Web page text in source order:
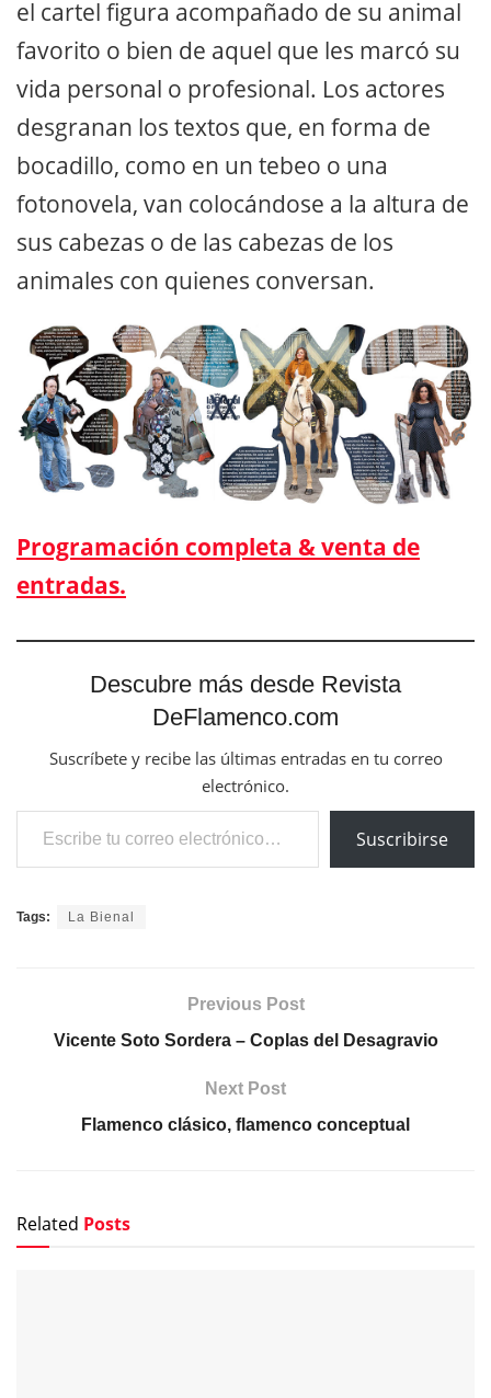
el cartel figura acompañado de su animal
favorito o bien de aquel que les marcó su
vida personal o profesional. Los actores
desgranan los textos que, en forma de
bocadillo, como en un tebeo o una
fotonovela, van colocándose a la altura de
sus cabezas o de las cabezas de los
animales con quienes conversan.
Programación completa & venta de
entradas.
Descubre más desde Revista
DeFlamenco.com
Suscríbete y recibe las últimas entradas en tu correo
electrónico.
Escribe tu correo electrónico…
Suscribirse
Tags: La Bienal
Previous Post
Vicente Soto Sordera – Coplas del Desagravio
Next Post
Flamenco clásico, flamenco conceptual
Related Posts